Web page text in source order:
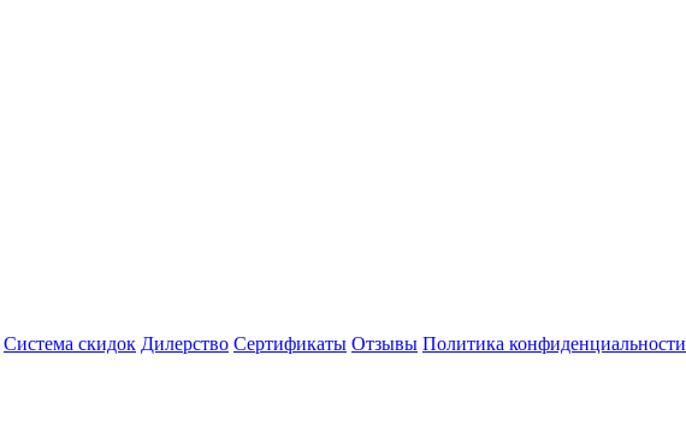
Система скидок Дилерство Сертификаты Отзывы Политика конфиденциальности